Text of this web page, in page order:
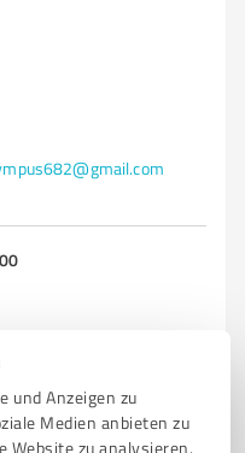
und Anzeigen zu
Medien anbieten zu
Website zu analysieren.